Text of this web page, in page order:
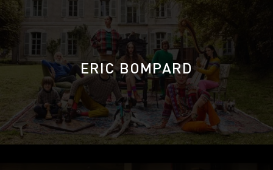
ERIC BOMPARD